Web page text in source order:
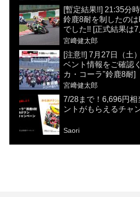
[暫定結果!!] 21:35分
鈴鹿8耐を制したの
でした!! [正式結果は7
宮﨑健太郎
[注意!!] 7月27日（土
ベント情報をご確認
カ・コーラ"鈴鹿8耐]
宮﨑健太郎
7/28まで！6,696円相
ントがもらえるチャ
Saori